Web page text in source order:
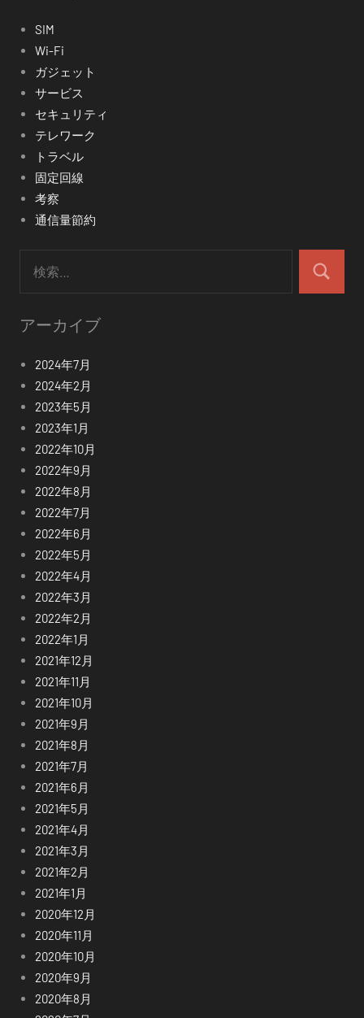
SIM
Wi-Fi
ガジェット
サービス
セキュリティ
テレワーク
トラベル
固定回線
考察
通信量節約
検
アーカイブ
2024年7月
2024年2月
2023年5月
2023年1月
2022年10月
2022年9月
2022年8月
2022年7月
2022年6月
2022年5月
2022年4月
2022年3月
2022年2月
2022年1月
2021年12月
2021年11月
2021年10月
2021年9月
2021年8月
2021年7月
2021年6月
2021年5月
2021年4月
2021年3月
2021年2月
2021年1月
2020年12月
2020年11月
2020年10月
2020年9月
2020年8月